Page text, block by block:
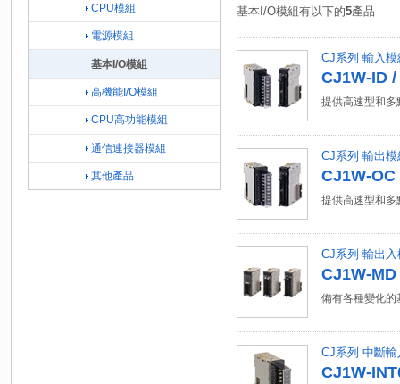
基本I/O模組有以下的5產品
CJ系列 輸入模
CJ1W-ID
提供高速型和多
CJ系列 輸出模
CJ1W-OC
提供高速型和多
CJ系列 輸出入
CJ1W-MD
備有各種變化的
CJ系列 中斷輸
CJ1W-
CPU模組
電源模組
基本I/O模組
高機能I/O模組
CPU高功能模組
通信連接器模組
其他產品